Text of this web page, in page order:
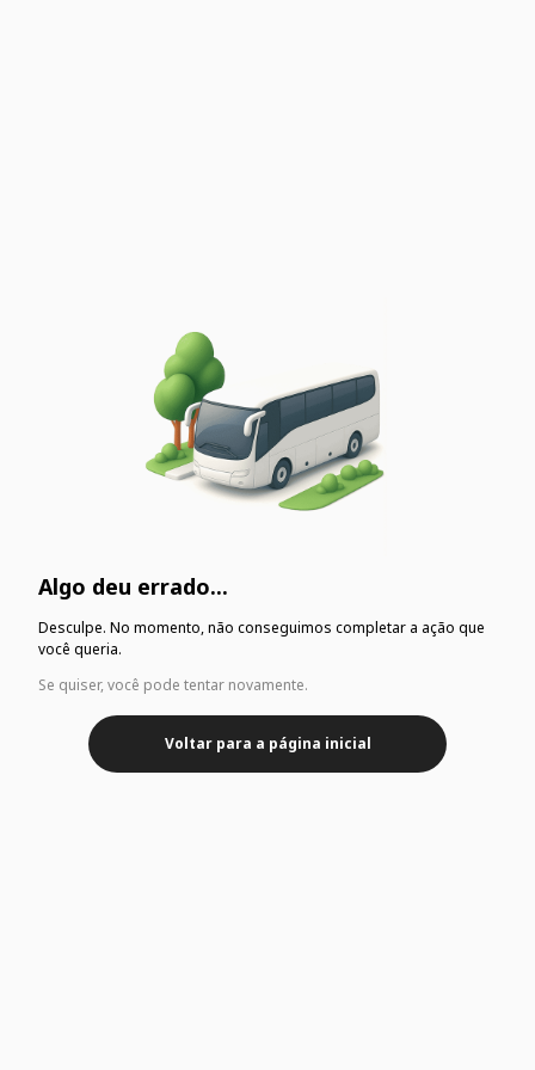
Algo deu errado...
Desculpe. No momento, não conseguimos completar a ação que
você queria.
Se quiser, você pode tentar novamente.
Voltar para a página inicial